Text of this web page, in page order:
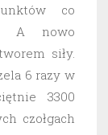
co
A nowo
siły.
6 razy w
3300
czołgach